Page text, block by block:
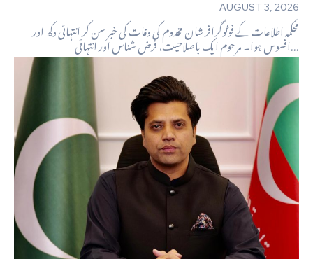
AUGUST 3, 2026
محکمہ اطلاعات کے فوٹوگرافر شان مخدوم کی وفات کی خبر سن کر انتہائی دکھ اور
افسوس ہوا۔ مرحوم ایک باصلاحیت، فرض شناس اور انتہائی...